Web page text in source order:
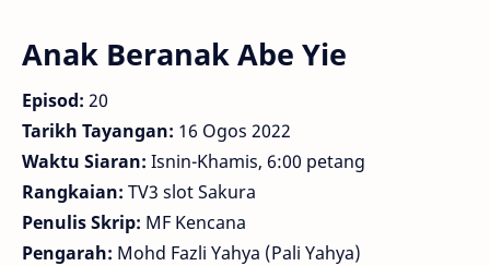
Anak Beranak Abe Yie
Episod: 20
Tarikh Tayangan: 16 Ogos 2022
Waktu Siaran: Isnin-Khamis, 6:00 petang
Rangkaian: TV3 slot Sakura
Penulis Skrip: MF Kencana
Pengarah: Mohd Fazli Yahya (Pali Yahya)